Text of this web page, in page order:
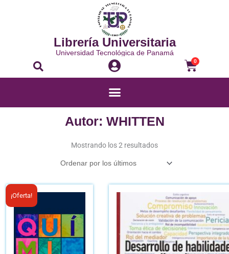
Librería Universitaria
Universidad Tecnológica de Panamá
Buscar 0
Carrito
Menú
Autor: WHITTEN
Mostrando los 2 resultadospor
¡Oferta!
El
original
era:
B/.39.20.
El
actual
es:
B/.23.00.